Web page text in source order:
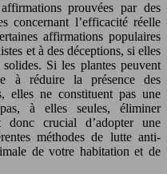
prouvées par des
concernant l’efficacité réelle
affirmations populaires
et à des déceptions, si elles
Si les plantes peuvent
à réduire la présence des
elles ne constituent pas une
à elles seules, éliminer
crucial d’adopter une
méthodes de lutte anti-
de votre habitation et de